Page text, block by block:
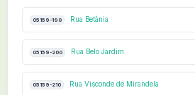
05159-190 Rua Betânia
05159-200 Rua Belo Jardim
05159-210 Rua Visconde de Mirandela